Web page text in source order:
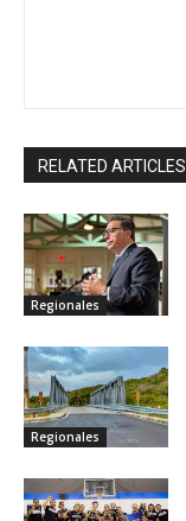
RELATED ARTICLES
Regionales
Regionales